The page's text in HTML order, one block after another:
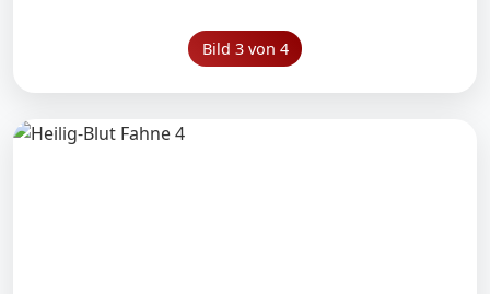
Bild 3 von 4